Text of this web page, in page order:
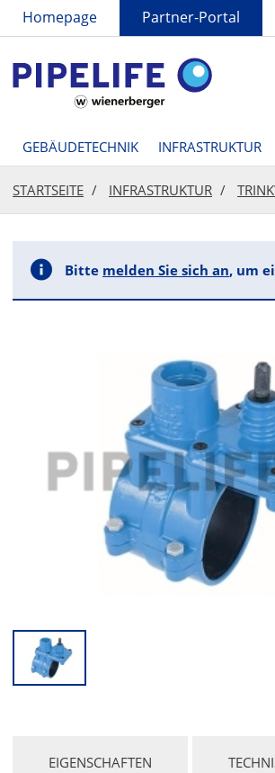
text.skipToContent
text.skipToNavigation
Homepage Partner-Portal
GEBÄUDETECHNIK INFRASTRUKTUR
STARTSEITE INFRASTRUKTUR
Bitte melden Sie sich an, um
CURRENT
EIGENSCHAFTEN